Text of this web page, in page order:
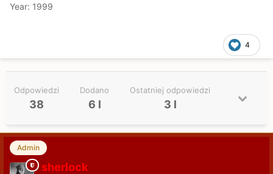
Year: 1999
4
Odpowiedzi
38
Dodano
6 l
Ostatniej odpowiedzi
3 l
Admin
sherlock